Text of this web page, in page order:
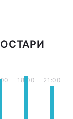
18:00 21:00